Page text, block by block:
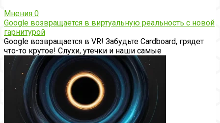
Мнения 0
Google возвращается в виртуальную реальность с новой
гарнитурой
Google возвращается в VR! Забудьте Cardboard, грядет
что-то крутое! Слухи, утечки и наши самые